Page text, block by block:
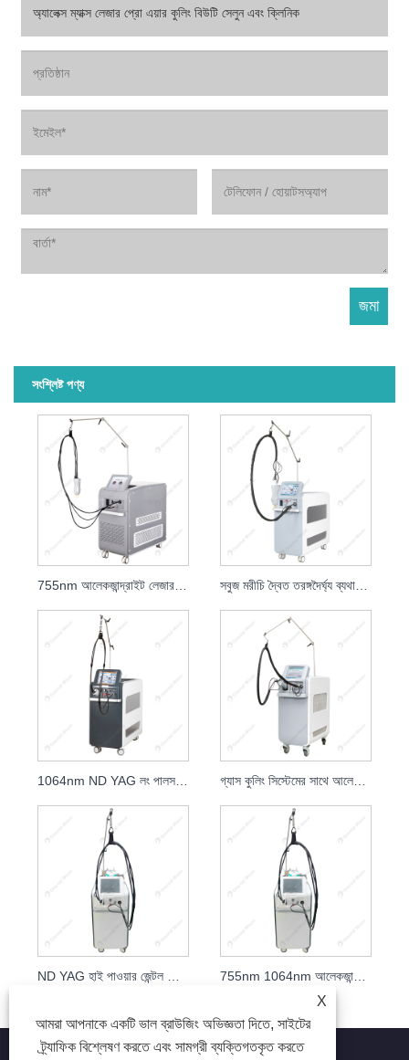
সংশ্লিষ্ট পণ্য
755nm আলেকজান্দ্রাইট লেজার হেয়ার রিমুভাল বিউটি ইকুইপমেন্ট
1064nm ND YAG লং পালসড লেজার হেয়ার রিমুভাল
X
আমরা আপনাকে একটি ভাল ব্রাউজিং অভিজ্ঞতা দিতে, সাইটের
ট্র্যাফিক বিশ্লেষণ করতে এবং সামগ্রী ব্যক্তিগতকৃত করতে